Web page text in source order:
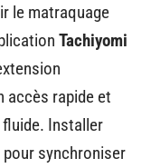
le matraquage
Tachiyomi
accès rapide et
fluide. Installer
pour synchroniser